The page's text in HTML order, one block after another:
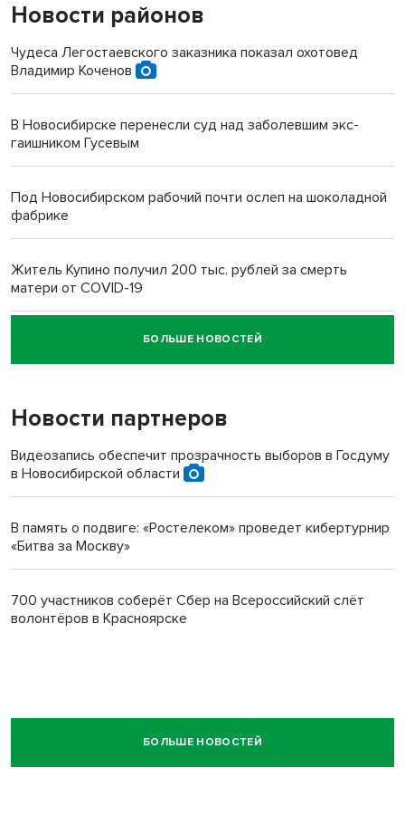
Новости районов
Чудеса Легостаевского заказника показал охотовед
Владимир Коченов
В Новосибирске перенесли суд над заболевшим экс-
гаишником Гусевым
Под Новосибирском рабочий почти ослеп на шоколадной
фабрике
Житель Купино получил 200 тыс. рублей за смерть
матери от COVID-19
Новосибирский суд наказал водителя за смерть
пенсионерки на вокзале
БОЛЬШЕ НОВОСТЕЙ
Новости партнеров
Видеозапись обеспечит прозрачность выборов в Госдуму
в Новосибирской области
В память о подвиге: «Ростелеком» проведет кибертурнир
«Битва за Москву»
700 участников соберёт Сбер на Всероссийский слёт
волонтёров в Красноярске
БОЛЬШЕ НОВОСТЕЙ